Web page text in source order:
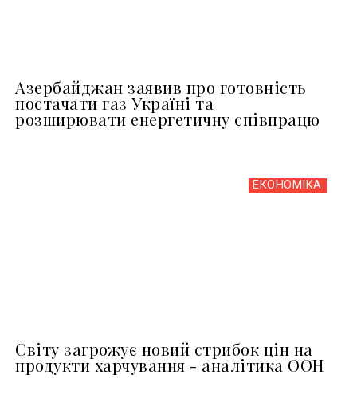
Азербайджан заявив про готовність
постачати газ Україні та
розширювати енергетичну співпрацю
ЕКОНОМІКА
Світу загрожує новий стрибок цін на
продукти харчування - аналітика ООН